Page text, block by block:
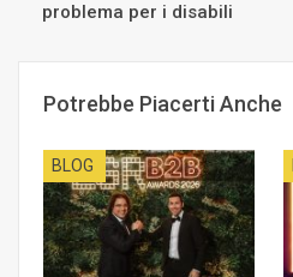
problema per i disabili
Potrebbe Piacerti Anche
BLOG